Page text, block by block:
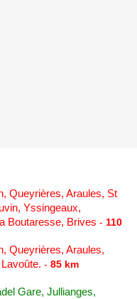
Queyrières, Araules, St
Yssingeaux,
Boutaresse, Brives - 110
Queyrières, Araules,
- 85 km
Gare, Jullianges,